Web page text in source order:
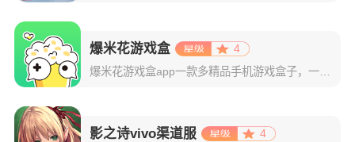
爆米花游戏盒
4
影之诗vivo渠道服
4